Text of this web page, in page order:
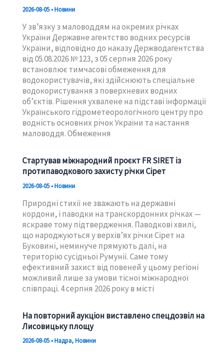
2026-08-05•Новини
У зв’язку з маловоддям на окремих річках
України Державне агентство водних ресурсів
України, відповідно до наказу Держводагентства
від 05.08.2026 № 123, з 05 серпня 2026 року
встановлює тимчасові обмеження для
водокористувачів, які здійснюють спеціальне
водокористування з поверхневих водних
об’єктів. Рішення ухвалене на підставі інформації
Українського гідрометеорологічного центру про
водність основних річок України та настання
маловоддя. Обмеження
Стартував міжнародний проєкт FR SIRET із
протипаводкового захисту річки Сірет
2026-08-05•Новини
Природні стихії не зважають на державні
кордони, і паводки на транскордонних річках —
яскраве тому підтвердження. Паводкові хвилі,
що народжуються у верхів’ях річки Сірет на
Буковині, неминуче прямують далі, на
територію сусідньої Румунії. Саме тому
ефективний захист від повеней у цьому регіоні
можливий лише за умови тісної міжнародної
співпраці. 4 серпня 2026 року в місті
На повторний аукціон виставлено спецдозвіл на
Лисовицьку площу
2026-08-05•Надра,Новини